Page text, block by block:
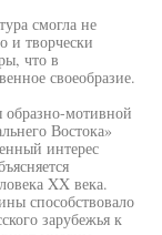
смогла не
и творчески
что в
своеобразие.
мотивной
Востока»
интерес
XX века.
способствовало
зарубежья к